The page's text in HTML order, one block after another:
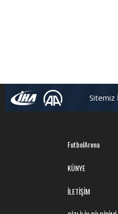
Sitemiz
FutbolArena
KÜNYE
İLETİŞİM